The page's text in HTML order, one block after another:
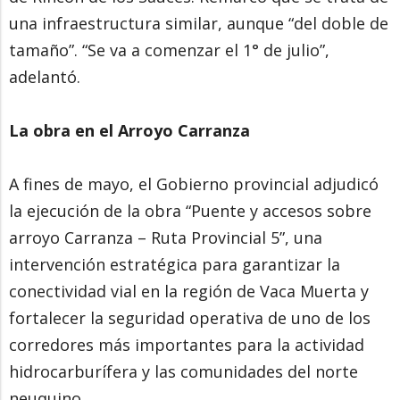
una infraestructura similar, aunque “del doble de
tamaño”. “Se va a comenzar el 1° de julio”,
adelantó.
La obra en el Arroyo Carranza
A fines de mayo, el Gobierno provincial adjudicó
la ejecución de la obra “Puente y accesos sobre
arroyo Carranza – Ruta Provincial 5”, una
intervención estratégica para garantizar la
conectividad vial en la región de Vaca Muerta y
fortalecer la seguridad operativa de uno de los
corredores más importantes para la actividad
hidrocarburífera y las comunidades del norte